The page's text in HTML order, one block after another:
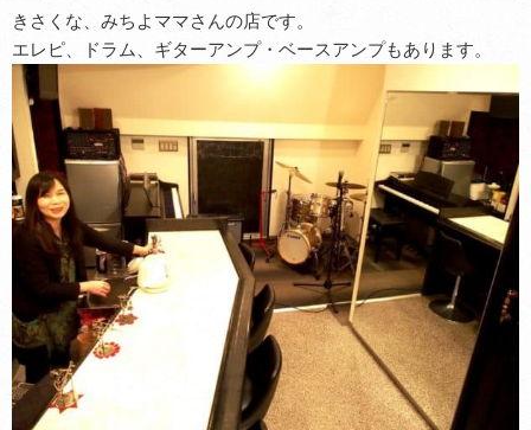
きさくな、みちよママさんの店です。
エレピ、ドラム、ギターアンプ・ベースアンプもあります。